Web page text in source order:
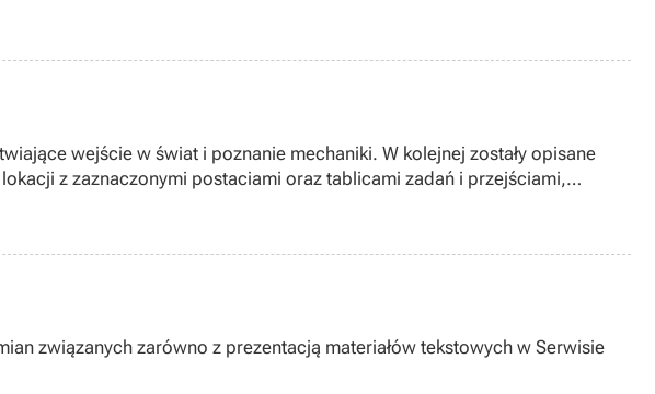
wejście w świat i poznanie mechaniki. W kolejnej zostały opisane
z zaznaczonymi postaciami oraz tablicami zadań i przejściami,
związanych zarówno z prezentacją materiałów tekstowych w Serwisie